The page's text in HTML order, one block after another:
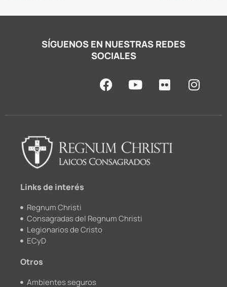
SÍGUENOS EN NUESTRAS REDES
SOCIALES
F
a
o
o
k
Y
o
b
e
F
l
r
I
n
Links de interés
Regnum Christi
Consagradas del Regnum Christi
Legionarios de Cristo
ECyD
Otros
Ambientes seguros